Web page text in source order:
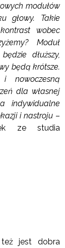
modułów
głowy. Takie
wobec
Moduł
dłuższy,
będą krótsze.
nowoczesną
dla własnej
indywidualne
i nastroju –
ze studia
jest dobra